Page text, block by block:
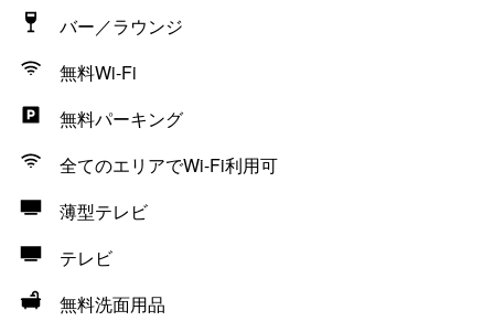
バー／ラウンジ
無料Wi-Fi
無料パーキング
全てのエリアでWi-Fi利用可
薄型テレビ
テレビ
無料洗面用品